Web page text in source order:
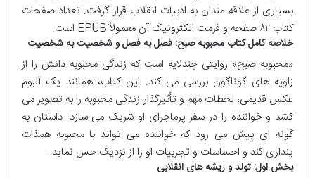
بسیاری از علاقه مندان به ادبیات انقلاب قرار گرفت. تعداد صفحات
کتاب ۸۲ صفحه و فرمت الکترونیک آن معمولاً EPUB است.
خلاصه کامل کتاب محبوبه صبح: فصل به فصل و شخصیت به شخصیت
«محبوبه صبح» روایتی چندلایه است که زندگی محبوبه دانش را از
زاویه های گوناگون بررسی می کند. این کتاب، همانند یک آلبوم
عکس قدیمی، لحظات مهم و تأثیرگذار زندگی محبوبه را به تصویر می
کشد و خواننده را در سفر پرماجرای او شریک می سازد. داستان به
گونه ای پیش می رود که خواننده می تواند با محبوبه همذات
پنداری کند و احساسات و تجربیات او را از نزدیک حس نماید.
بخش اول: تولد و ریشه های انقلابی